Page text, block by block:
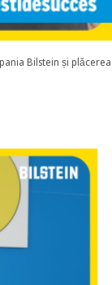
Bilstein și plăcerea